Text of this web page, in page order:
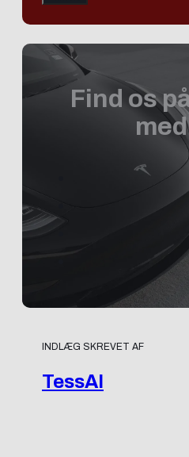
Find os
INDLÆG SKREVET AF
TessAI